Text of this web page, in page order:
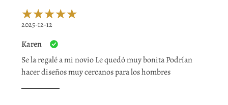
2025-12-12
Karen
Se la regalé a mi novio Le quedó muy bonita Podrían
hacer diseños muy cercanos para los hombres